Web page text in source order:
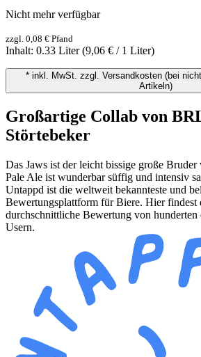
Nicht mehr verfügbar
zzgl. 0,08 € Pfand
Inhalt: 0.33 Liter(9,06 € / 1 Liter)
* inkl. MwSt. zzgl. Versandkosten (bei
Artikeln)
Großartige Collab von
Störtebeker
Das Jaws ist der leicht bissige große
Pale Ale ist wunderbar süffig und intensiv
Untappd ist die weltweit bekannteste und
Bewertungsplattform für Biere. Hier findest
durchschnittliche Bewertung von hunderten
Usern.